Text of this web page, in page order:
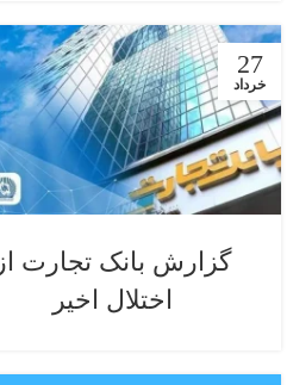
11
بهمن
27
خرداد
گزارش بانک تجارت از
اختلال اخیر